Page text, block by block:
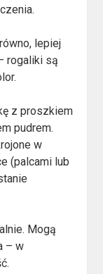
lepiej
rogaliki są
z proszkiem
pudrem.
w
(palcami lub
Mogą
– w